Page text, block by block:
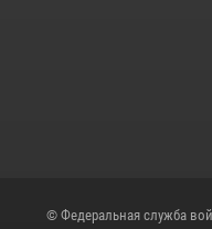
© Федеральная служба